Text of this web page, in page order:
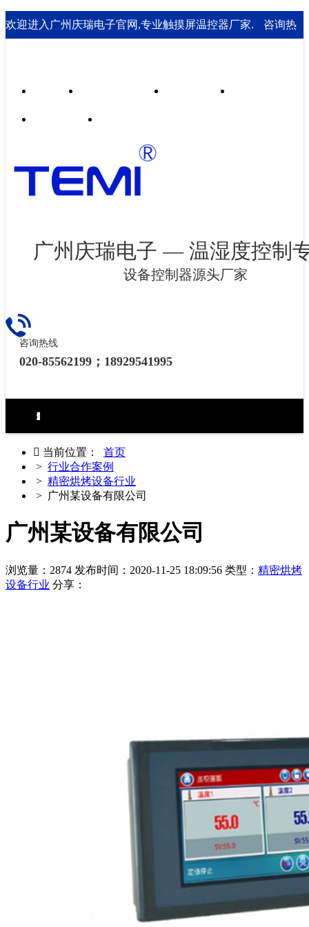
欢迎进入广州庆瑞电子官网,专业触摸屏温控器厂家. 咨询热
广州庆瑞电子 — 温湿度控制
设备控制器源头厂家
咨询热线
020-85562199；18929541995
环境试验设备控制器
力学试验设备控制器
热泵（冷水机）控制器
食品烘焙设备控制器
工业烘烤设备控制器
生化药品类控制器
无纸记录仪
电房环境控制器
 当前位置： 首页
> 行业合作案例
> 精密烘烤设备行业
> 广州某设备有限公司
广州某设备有限公司
浏览量：2874 发布时间：2020-11-25 18:09:56 类型： 精密烘烤
设备行业 分享：